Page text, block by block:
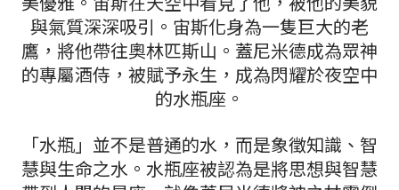
與氣質深深吸引。宙斯化身為一隻巨大的老
鷹，將他帶往奧林匹斯山。蓋尼米德成為眾神
的專屬酒侍，被賦予永生，成為閃耀於夜空中
的水瓶座。
「水瓶」並不是普通的水，而是象徵知識、智
慧與生命之水。水瓶座被認為是將思想與智慧